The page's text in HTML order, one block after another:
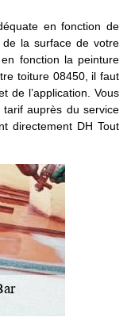
en fonction de
de la surface de votre
fonction la peinture
toiture 08450, il faut
de l’application. Vous
auprès du service
directement DH Tout